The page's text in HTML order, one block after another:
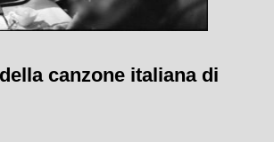
canzone italiana di